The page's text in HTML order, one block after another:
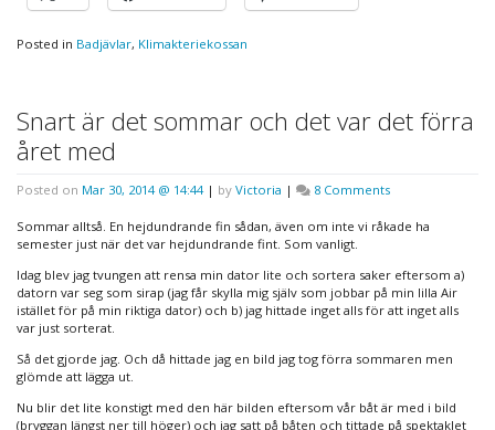
Posted in Badjävlar, Klimakteriekossan
Snart är det sommar och det var det förra
året med
Posted on Mar 30, 2014 @ 14:44| by Victoria | 8 Commentson
är
och
det
var
året
Sommar alltså. En hejdundrande fin sådan, även om inte vi råkade ha
semester just när det var hejdundrande fint. Som vanligt.
Idag blev jag tvungen att rensa min dator lite och sortera saker eftersom a)
datorn var seg som sirap (jag får skylla mig själv som jobbar på min lilla Air
istället för på min riktiga dator) och b) jag hittade inget alls för att inget alls
var just sorterat.
Så det gjorde jag. Och då hittade jag en bild jag tog förra sommaren men
glömde att lägga ut.
Nu blir det lite konstigt med den här bilden eftersom vår båt är med i bild
(bryggan längst ner till höger) och jag satt på båten och tittade på spektaklet